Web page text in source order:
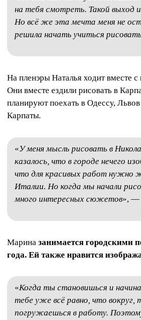
на тебя смотреть. Такой выход
Но всё же эта мечта меня не
решила начать учиться
На пленэры Наталья ходит вместе
Они вместе ездили рисовать в
планируют поехать в Одессу,
Карпаты.
«У меня мысль рисовать в
казалось, что в городе нечего
что для красивых работ нужно
Италии. Но когда мы начали
много интересных сюжетов», —
Марина занимается городскими
года. Ей также нравится
«Когда ты становишься и
тебе уже всё равно, что
погружаешься в работу.